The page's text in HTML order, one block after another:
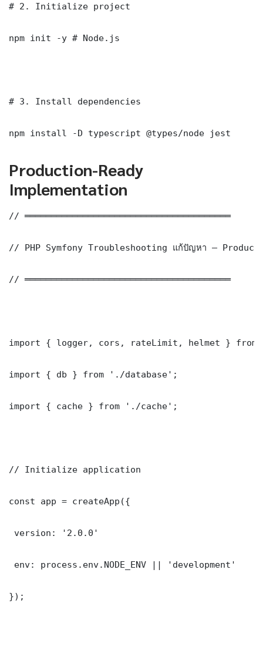
# 2. Initialize project
npm init -y # Node.js
# 3. Install dependencies
npm install -D typescript @types/node jest
Production-Ready
Implementation
// ═══════════════════════════════════════
// PHP Symfony Troubleshooting แก้ปัญหา —
// ═══════════════════════════════════════
import { logger, cors, rateLimit, helmet } from
import { db } from './database';
import { cache } from './cache';
// Initialize application
const app = createApp({
version: '2.0.0'
env: process.env.NODE_ENV || 'development'
});